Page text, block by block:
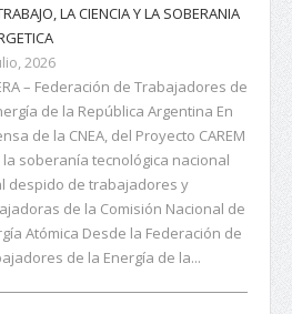
LA CIENCIA Y LA SOBERANIA
2026
– Federación de Trabajadores de
de la República Argentina En
de la CNEA, del Proyecto CAREM
la soberanía tecnológica nacional
despido de trabajadores y
de la Comisión Nacional de
Atómica Desde la Federación de
de la Energía de la...